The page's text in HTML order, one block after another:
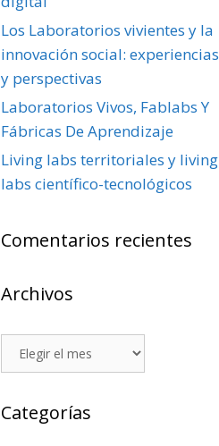
Los Laboratorios vivientes y la
innovación social: experiencias
y perspectivas
Laboratorios Vivos, Fablabs Y
Fábricas De Aprendizaje
Living labs territoriales y living
labs científico-tecnológicos
Comentarios recientes
Archivos
Archivos
Categorías